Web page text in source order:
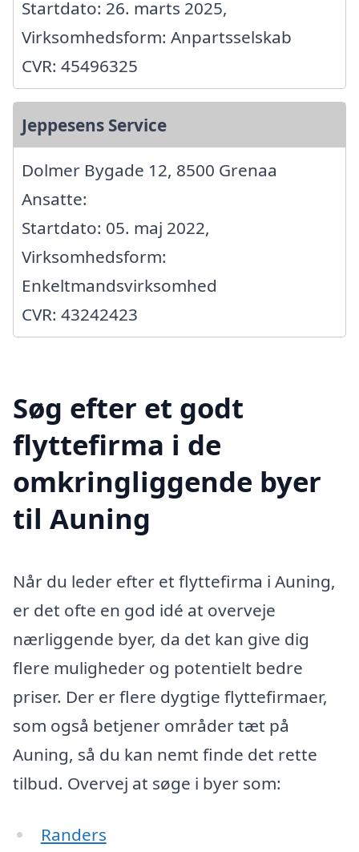
Startdato: 26. marts 2025,
Virksomhedsform: Anpartsselskab
CVR: 45496325
Jeppesens Service
Dolmer Bygade 12, 8500 Grenaa
Ansatte:
Startdato: 05. maj 2022,
Virksomhedsform:
Enkeltmandsvirksomhed
CVR: 43242423
Søg efter et godt
flyttefirma i de
omkringliggende byer
til Auning
Når du leder efter et flyttefirma i Auning,
er det ofte en god idé at overveje
nærliggende byer, da det kan give dig
flere muligheder og potentielt bedre
priser. Der er flere dygtige flyttefirmaer,
som også betjener områder tæt på
Auning, så du kan nemt finde det rette
tilbud. Overvej at søge i byer som:
Randers